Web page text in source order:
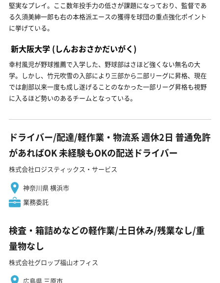
堅実なプレイ。ここ数年投手力の低さが課題になっており、監督であ
る久須美紳一郎も右の本格派エースの獲得を球団の重点強化ポイント
に挙げている。
新大阪大学 (しんおおさかだいがく)
幸村風児が野球推薦で入学した、野球部はさほど強くない無名の大
学。しかし、竹元吹雪の入部により三部から二部リーグに昇格、現在
では創部以来一度も成し遂げることのなかった一部リーグ昇格も視野
に入るほど勢いのあるチームとなっている。
ドライバー/配達/軽作業・物流系 週休2日 普通免許
があればOK 未経験もOKの配送ドライバー
株式会社ロジスティックス・サービス
神奈川県 横浜市
業務委託
検査・箱詰めなどの軽作業/土日休み/残業なし/重
量物なし
株式会社グロップ福山オフィス
広島県 三原市